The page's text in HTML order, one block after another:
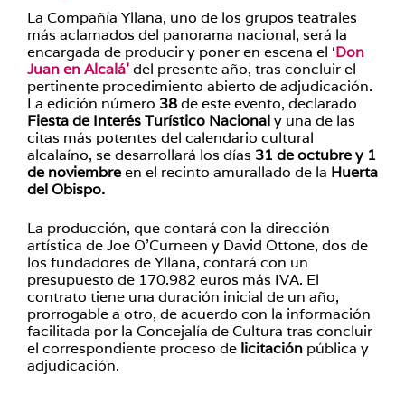
La Compañía Yllana, uno de los grupos teatrales
más aclamados del panorama nacional, será la
encargada de producir y poner en escena el ‘Don
Juan en Alcalá’del presente año, tras concluir el
pertinente procedimiento abierto de adjudicación.
La edición número 38de este evento, declarado
Fiesta de Interés Turístico Nacionaly una de las
citas más potentes del calendario cultural
alcalaíno, se desarrollará los días 31 de octubre y 1
de noviembreen el recinto amurallado de la Huerta
del Obispo.
La producción, que contará con la dirección
artística de Joe O’Curneen y David Ottone, dos de
los fundadores de Yllana, contará con un
presupuesto de 170.982 euros más IVA. El
contrato tiene una duración inicial de un año,
prorrogable a otro, de acuerdo con la información
facilitada por la Concejalía de Cultura tras concluir
el correspondiente proceso de licitación pública y
adjudicación.